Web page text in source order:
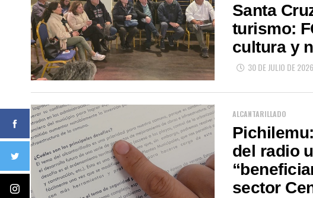
Santa
turismo:
cultura y
30 DE JULIO DE 2026
ALCANTARILLADO
del radio
sector